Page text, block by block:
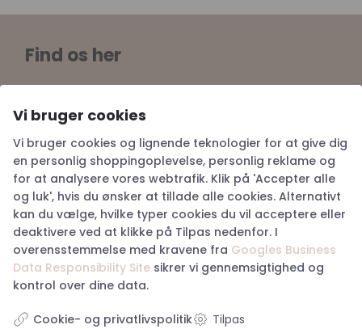
Find os her
Tlf: 28 83 90 33
Cvr: 27079652
haderslev@happyhunting.dk
Storetorv 2A, 6200 Aabenraa
Tlf: 60 17 41 84
Cvr: 38917676
aabenraa@happyhunting.dk
Kundeservice
Vi bruger cookies
Vi bruger cookies og lignende teknologier for at give dig
en personlig shoppingoplevelse, personlig reklame og
for at analysere vores webtrafik. Klik på 'Accepter alle
og luk', hvis du ønsker at tillade alle cookies. Alternativt
kan du vælge, hvilke typer cookies du vil acceptere eller
deaktivere ved at klikke på Tilpas nedenfor. I
overensstemmelse med kravene fra Googles Business
Data Responsibility Site sikrer vi gennemsigtighed og
kontrol over dine data.
Cookie- og privatlivspolitik Tilpas